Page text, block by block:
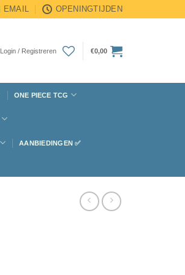
EMAIL OPENINGTIJDEN
Login / Registreren €0,00
ONE PIECE TCG
AANBIEDINGEN ✅